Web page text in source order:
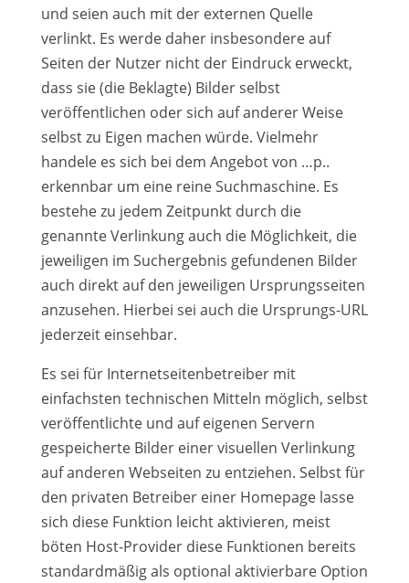
und seien auch mit der externen Quelle
verlinkt. Es werde daher insbesondere auf
Seiten der Nutzer nicht der Eindruck erweckt,
dass sie (die Beklagte) Bilder selbst
veröffentlichen oder sich auf anderer Weise
selbst zu Eigen machen würde. Vielmehr
handele es sich bei dem Angebot von …p..
erkennbar um eine reine Suchmaschine. Es
bestehe zu jedem Zeitpunkt durch die
genannte Verlinkung auch die Möglichkeit, die
jeweiligen im Suchergebnis gefundenen Bilder
auch direkt auf den jeweiligen Ursprungsseiten
anzusehen. Hierbei sei auch die Ursprungs-URL
jederzeit einsehbar.
Es sei für Internetseitenbetreiber mit
einfachsten technischen Mitteln möglich, selbst
veröffentlichte und auf eigenen Servern
gespeicherte Bilder einer visuellen Verlinkung
auf anderen Webseiten zu entziehen. Selbst für
den privaten Betreiber einer Homepage lasse
sich diese Funktion leicht aktivieren, meist
böten Host-Provider diese Funktionen bereits
standardmäßig als optional aktivierbare Option